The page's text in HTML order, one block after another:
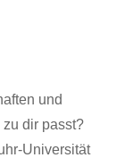
und
dir passt?
Universität